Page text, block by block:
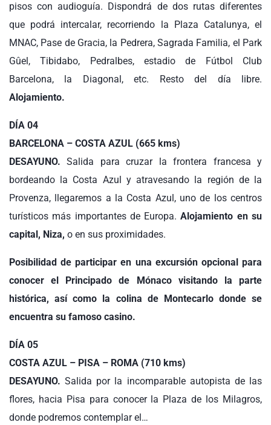
pisos con audioguía. Dispondrá de dos rutas diferentes
que podrá intercalar, recorriendo la Plaza Catalunya, el
MNAC, Pase de Gracia, la Pedrera, Sagrada Familia, el Park
Gûel, Tibidabo, Pedralbes, estadio de Fútbol Club
Barcelona, la Diagonal, etc. Resto del día libre.
Alojamiento.
DÍA 04
BARCELONA – COSTA AZUL (665 kms)
DESAYUNO.Salida para cruzar la frontera francesa y
bordeando la Costa Azul y atravesando la región de la
Provenza, llegaremos a la Costa Azul, uno de los centros
turísticos más importantes de Europa. Alojamiento en su
capital, Niza, o en sus proximidades.
Posibilidad de participar en una excursión opcional para
conocer el Principado de Mónaco visitando la parte
histórica, así como la colina de Montecarlo donde se
encuentra su famoso casino.
DÍA 05
COSTA AZUL – PISA – ROMA (710 kms)
DESAYUNO. Salida por la incomparable autopista de las
flores, hacia Pisa para conocer la Plaza de los Milagros,
donde podremos contemplar el…